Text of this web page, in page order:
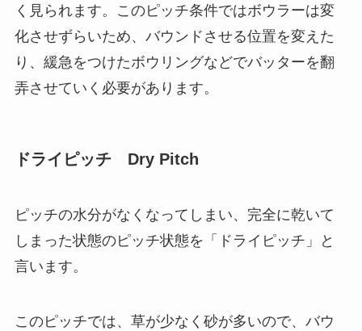
く見られます。このピッチ条件ではボウラーは変
化させずらいため、バウンドさせる位置を変えた
り、緩急をつけたボウリングなどでバッターを翻
弄させていく必要があります。
ドライピッチ Dry Pitch
ピッチの水分がなくなってしまい、完全に乾いて
しまった状態のピッチ状態を「ドライピッチ」と
言います。
このピッチでは、草が少なく砂が多いので、バウ